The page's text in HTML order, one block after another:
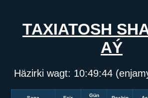
TAXIATOSH
AÝ
Häzirki wagt: 10:49:45
Gün